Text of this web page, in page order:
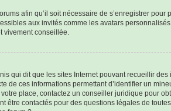
afin qu’il soit nécessaire de s’enregistrer pour
aux invités comme les avatars
vivement conseillée.
qui dit que les sites Internet pouvant recueillir
ces informations permettant d’identifier un
place, contactez un conseiller juridique pour
contactés pour des questions légales de